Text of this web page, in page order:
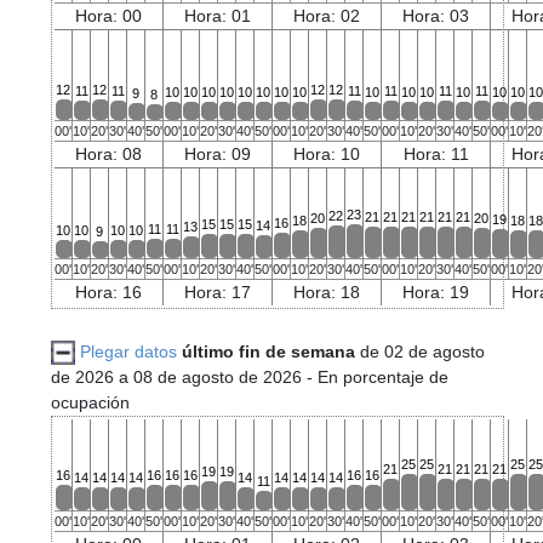
Hora: 00 Hora: 01 Hora: 02 Hora: 03
12 11 12 11 9 8 10 10 10 10 10 10 10 10 12 12 11 10 11 10 10 11 10 11 10 10 10
00'10'20'30'40'50'00'10'20'30'40'50'00'10'20'30'40'50'00'10'20'30'40'50'00'10'
Hora: 08 Hora: 09 Hora: 10 Hora: 11
10 10 9 10 10 11 11 13 15 15 15 14 16 18 20 22 23 21 21 21 21 21 21 20 19 18 18
00'10'20'30'40'50'00'10'20'30'40'50'00'10'20'30'40'50'00'10'20'30'40'50'00'10'
Hora: 16 Hora: 17 Hora: 18 Hora: 19
Plegar datos último fin de semana de 02 de agosto
de 2026 a 08 de agosto de 2026 - En porcentaje de
ocupación
16 14 14 14 14 16 16 16 19 19 14 11 14 14 14 14 16 16 21 25 25 21 21 21 21 25 25
00'10'20'30'40'50'00'10'20'30'40'50'00'10'20'30'40'50'00'10'20'30'40'50'00'10'